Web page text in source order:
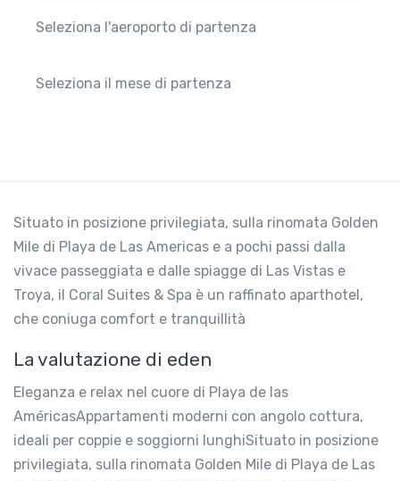
Seleziona l'aeroporto di partenza
Seleziona il mese di partenza
Situato in posizione privilegiata, sulla rinomata Golden
Mile di Playa de Las Americas e a pochi passi dalla
vivace passeggiata e dalle spiagge di Las Vistas e
Troya, il Coral Suites & Spa è un raffinato aparthotel,
che coniuga comfort e tranquillità
La valutazione di eden
Eleganza e relax nel cuore di Playa de las
AméricasAppartamenti moderni con angolo cottura,
ideali per coppie e soggiorni lunghiSituato in posizione
privilegiata, sulla rinomata Golden Mile di Playa de Las